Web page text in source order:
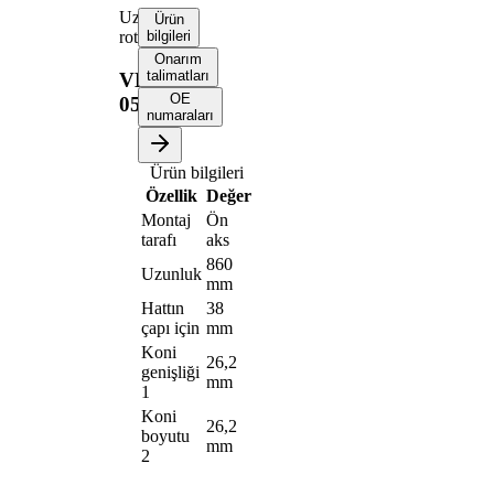
Uzun
rot
VKDCV
05078
Ürün
bilgileri
Onarım
talimatları
OE
numaraları
Ürün bilgileri
Özellik Değer
Montaj
tarafı
Ön
aks
Uzunluk
860
mm
Hattın
çapı için
38
mm
Koni
genişliği
1
26,2
mm
Koni
boyutu
2
26,2
mm